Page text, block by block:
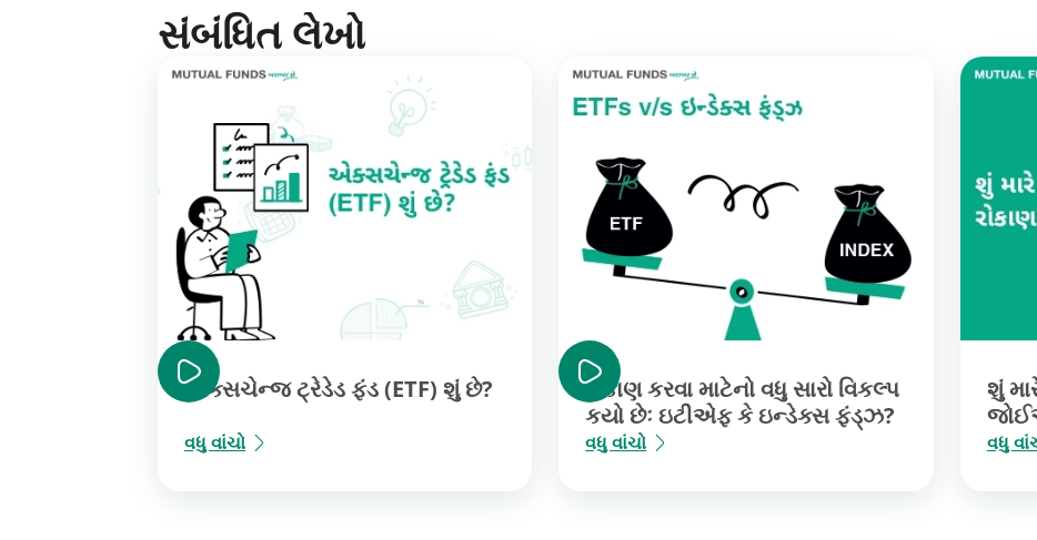
સંબંધિત લેખો
એક્સચેન્જ ટ્રેડેડ ફંડ (ETF) શું છે?
વધુ વાંચો
રોકાણ કરવા માટેનો વધુ સારો વિકલ્પ
કયો છેઃ ઇટીએફ કે ઇન્ડેક્સ ફંડ્ઝ?
વધુ વાંચો
શું
વધુ